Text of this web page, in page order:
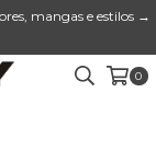
mangas e estilos →
0